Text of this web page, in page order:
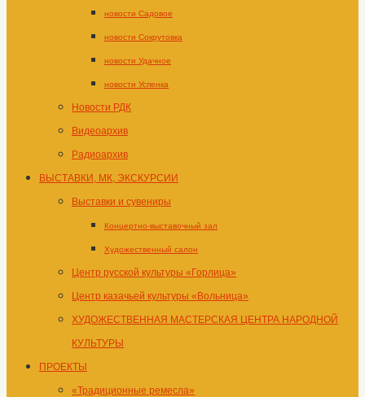
новости Садовое
новости Сокрутовка
новости Удачное
новости Успенка
Новости РДК
Видеоархив
Радиоархив
ВЫСТАВКИ, МК, ЭКСКУРСИИ
Выставки и сувениры
Концертно-выставочный зал
Художественный салон
Центр русской культуры «Горлица»
Центр казачьей культуры «Вольница»
ХУДОЖЕСТВЕННАЯ МАСТЕРСКАЯ ЦЕНТРА НАРОДНОЙ
КУЛЬТУРЫ
ПРОЕКТЫ
«Традиционные ремесла»